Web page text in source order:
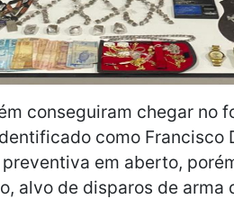
conseguiram chegar no
como Francisco
em aberto,
alvo de disparos de